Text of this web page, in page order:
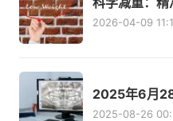
2026-04-09
2025年6月
2025-08-26